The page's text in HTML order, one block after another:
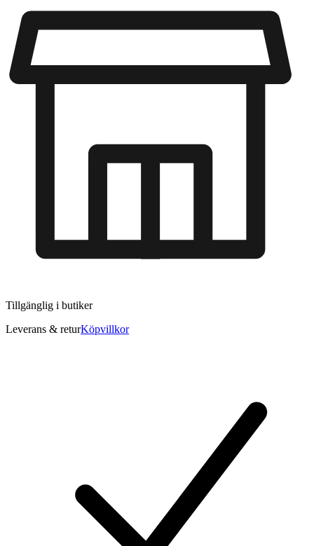
Tillgänglig i butiker
Leverans & returKöpvillkor